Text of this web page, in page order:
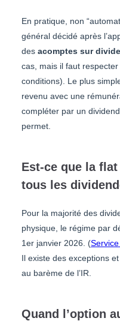
En pratique, non
général décidé après
des acomptes sur
cas, mais il faut
conditions). Le plus
revenu avec une
compléter par un
permet.
Est-ce que la flat
tous les
Pour la majorité des
physique, le régime par
1er janvier 2026. (
Il existe des exceptions
au barème de l’IR.
Quand l’option